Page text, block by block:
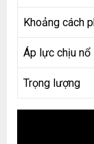
Khoảng cách
Áp lực chịu nổ
Trọng lượng